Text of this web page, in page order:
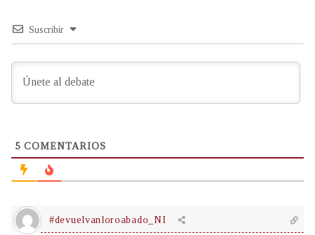
Suscribir
5 COMENTARIOS
#devuelvanloroabado_NI